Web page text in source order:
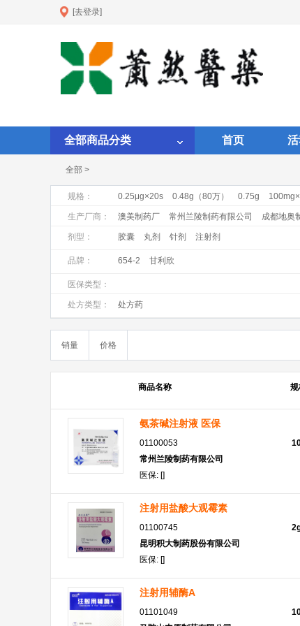
[去登录]
全部商品分类 首页
全部 >
规格： 0.25μg×20s 0.48g（80万） 0.75g
1ml:1mg×10支
1ml:1mgX10支
生产厂商： 澳美制药厂 常州兰陵制药有限公司 成都地奥
昆明积大制药股份有限公司
浙江瑞新药业股份有限公司
剂型： 胶囊 丸剂 针剂 注射剂
品牌： 654-2 甘利欣
医保类型：
处方类型： 处方药
销量 价格
商品名称
氨茶碱注射液 医保
01100053
常州兰陵制药有限公司
医保: []
注射用盐酸大观霉素
01100745
昆明积大制药股份有限公司
医保: []
注射用辅酶A
01101049